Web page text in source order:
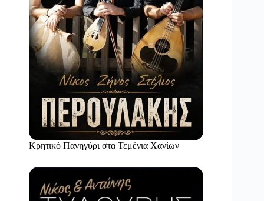
Κρητικό Πανηγύρι στα Τεμένια Χανίων